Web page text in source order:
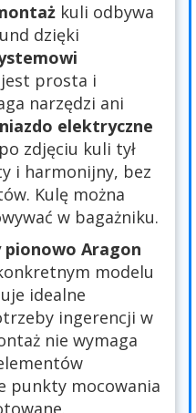
kuli odbywa
dzięki
jest prosta i
narzędzi ani
elektryczne
zdjęciu kuli tył
i harmonijny, bez
Kulę można
w bagażniku.
pionowo Aragon
modelu
idealne
ingerencji w
nie wymaga
punkty mocowania